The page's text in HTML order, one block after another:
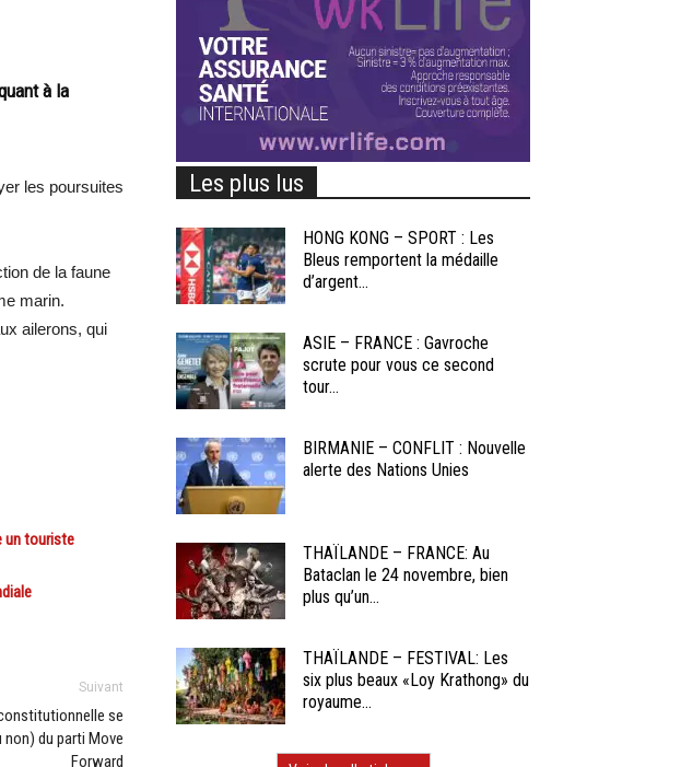
à la
les poursuites
de la faune
marin.
ailerons, qui
un touriste
Suivant
constitutionnelle se
du parti Move
Forward
Les plus lus
HONG KONG – SPORT : Les
Bleus remportent la médaille
d’argent...
ASIE – FRANCE : Gavroche
scrute pour vous ce second
tour...
BIRMANIE – CONFLIT : Nouvelle
alerte des Nations Unies
THAÏLANDE – FRANCE: Au
Bataclan le 24 novembre, bien
plus qu’un...
THAÏLANDE – FESTIVAL: Les
six plus beaux «Loy Krathong» du
royaume...